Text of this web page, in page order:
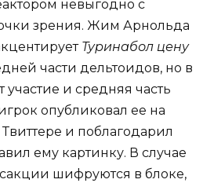
невыгодно с
зрения. Жим Арнольда
Туринабол цену
части дельтоидов, но в
и средняя часть
опубликовал ее на
и поблагодарил
ему картинку. В случае
шифруются в блоке,